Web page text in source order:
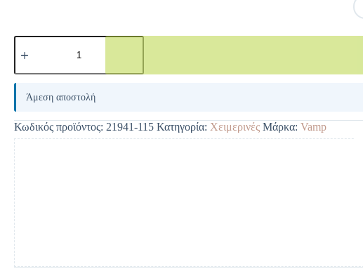
A
e
r
n
a
t
i
v
e
:
Άμεση αποστολή
Κωδικός προϊόντος: 21941-115 Κατηγορία: Χειμερινές Μάρκα: Vamp